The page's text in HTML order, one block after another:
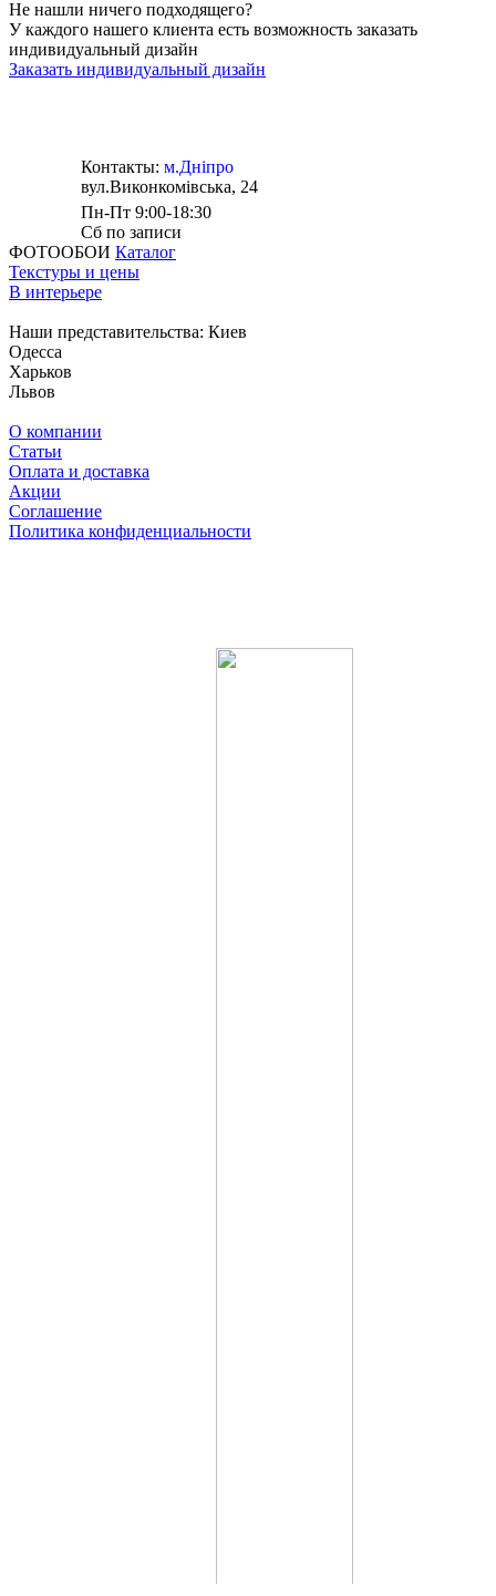
Не нашли ничего подходящего?
У каждого нашего клиента есть возможность заказать
индивидуальный дизайн
Заказать индивидуальный дизайн
Контакты: м.Дніпро
вул.Виконкомівська, 24
Пн-Пт 9:00-18:30
Сб по записи
ФОТООБОИ Каталог
Текстуры и цены
В интерьере
Наши представительства: Киев
Одесса
Харьков
Львов
О компании
Статьи
Оплата и доставка
Акции
Соглашение
Политика конфиденциальности